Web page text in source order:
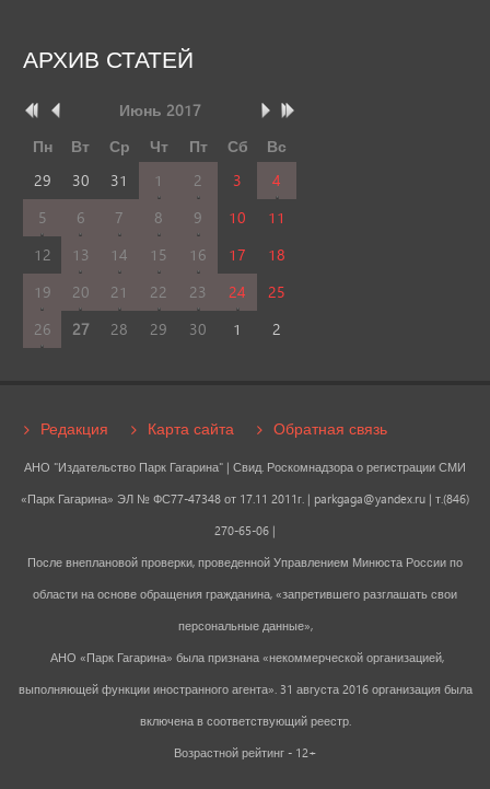
АРХИВ СТАТЕЙ
Июнь 2017
Пн
Вт Ср Чт Пт Сб
Вс
29
30 31 1 2 3
4
5
6 7 8 9 10
11
12
13 14 15 16 17
18
19
20 21 22 23 24
25
26
27 28 29 30 1 2
Редакция Карта сайта Обратная связь
АНО "Издательство Парк Гагарина" | Свид. Роскомнадзора о регистрации СМИ
«Парк Гагарина» ЭЛ № ФС77-47348 от 17.11 2011г. | parkgaga@yandex.ru | т.(846)
270-65-06 |
После внеплановой проверки, проведенной Управлением Минюста России по
области на основе обращения гражданина, «запретившего разглашать свои
персональные данные»,
АНО «Парк Гагарина» была признана «некоммерческой организацией,
выполняющей функции иностранного агента». 31 августа 2016 организация была
включена в соответствующий реестр.
Возрастной рейтинг - 12+